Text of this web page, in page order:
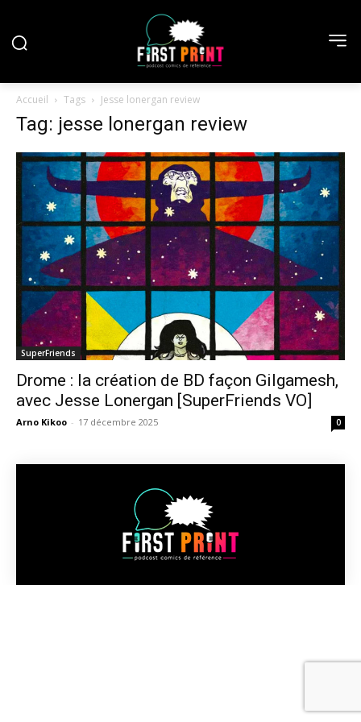
Accueil Tags Jesse lonergan review
Tag: jesse lonergan review
SuperFriends
Drome : la création de BD façon Gilgamesh,
avec Jesse Lonergan [SuperFriends VO]
Arno Kikoo - 17 décembre 2025 0